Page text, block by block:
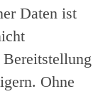
Daten ist
Ohne